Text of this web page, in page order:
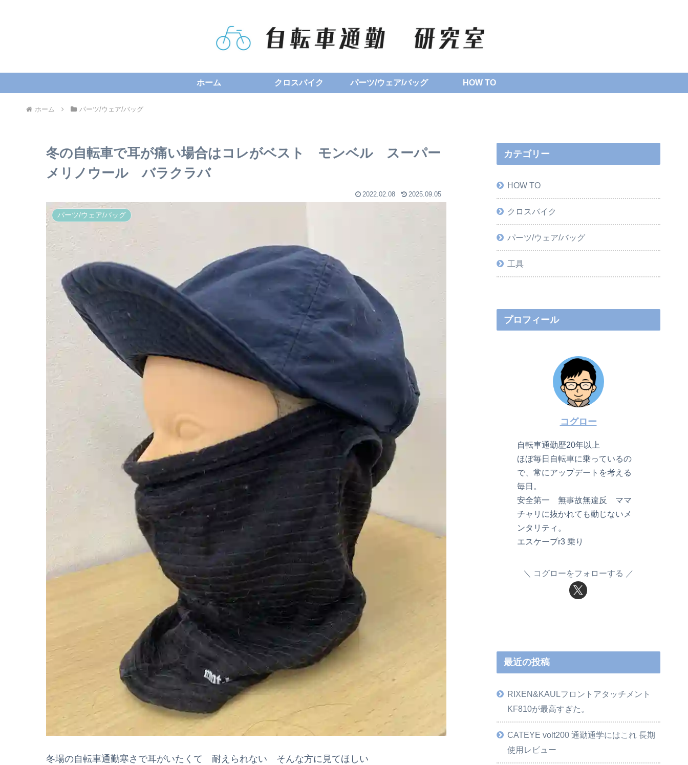
ホーム クロスバイク パーツ/ウェア/バッグ HOW TO
ホーム パーツ/ウェア/バッグ
冬の自転車で耳が痛い場合はコレがベスト モンベル スーパー
メリノウール バラクラバ
2022.02.08 2025.09.05
パーツ/ウェア/バッグ
冬場の自転車通勤寒さで耳がいたくて 耐えられない そんな方に見てほしい
カテゴリー
HOW TO
クロスバイク
パーツ/ウェア/バッグ
工具
プロフィール
コグロー
自転車通勤歴20年以上
ほぼ毎日自転車に乗っているの
で、常にアップデートを考える
毎日。
安全第一 無事故無違反 ママ
チャリに抜かれても動じないメ
ンタリティ。
エスケープr3 乗り
コグローをフォローする
最近の投稿
RIXEN&KAULフロントアタッチメント
KF810が最高すぎた。
CATEYE volt200 通勤通学にはこれ 長期
使用レビュー